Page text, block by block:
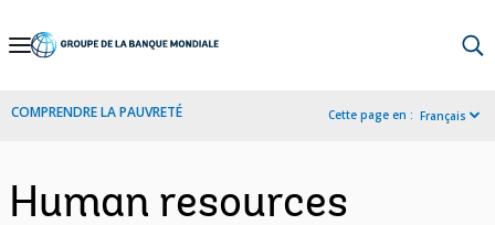
Skip
Navigation
COMPRENDRE LA PAUVRETÉ Cette page en : Français
Human resources